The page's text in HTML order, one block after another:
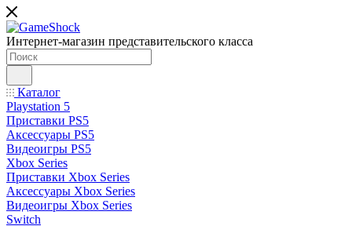
Интернет-магазин представительского класса
Каталог
Playstation 5
Приставки PS5
Аксессуары PS5
Видеоигры PS5
Xbox Series
Приставки Xbox Series
Аксессуары Xbox Series
Видеоигры Xbox Series
Switch